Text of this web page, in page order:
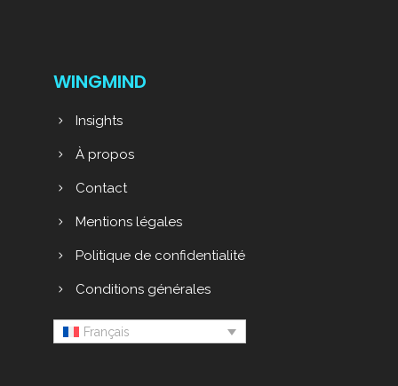
WINGMIND
Insights
À propos
Contact
Mentions légales
Politique de confidentialité
Conditions générales
Français